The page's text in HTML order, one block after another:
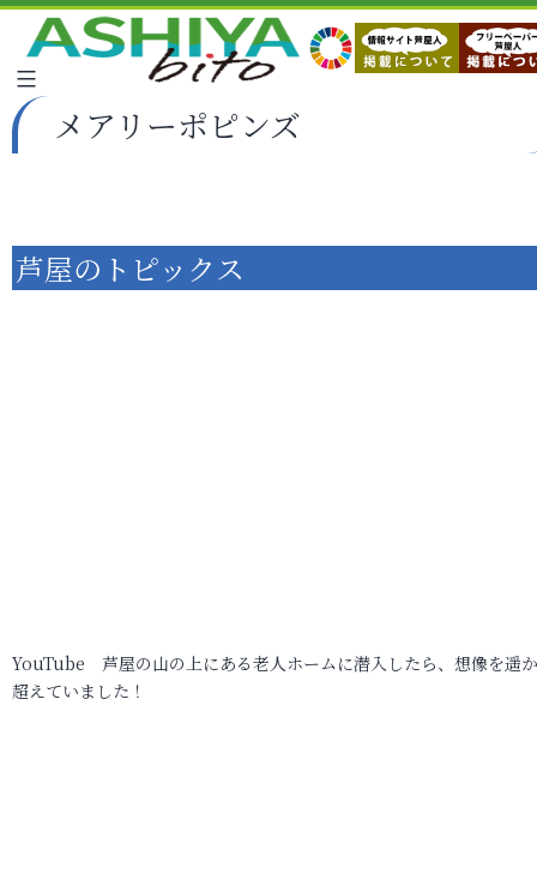
メアリーポピンズ
芦屋のトピックス
YouTube 芦屋の山の上にある老人ホームに潜入したら、想像を遥
超えていました！